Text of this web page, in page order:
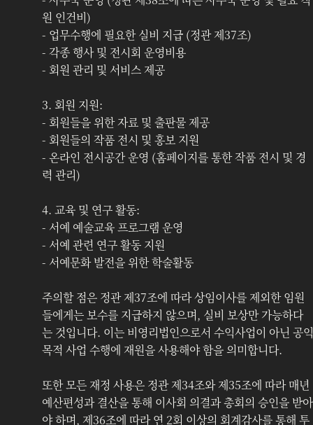
원 인건비)
- 업무수행에 필요한 실비 지급 (정관 제37조)
- 각종 행사 및 전시회 운영비용
- 회원 관리 및 서비스 제공
3. 회원 지원:
- 회원들을 위한 자료 및 출판물 제공
- 회원들의 작품 전시 및 홍보 지원
- 온라인 전시공간 운영 (홈페이지를 통한 작품 전시 및 경
력 관리)
4. 교육 및 연구 활동:
- 서예 예술교육 프로그램 운영
- 서예 관련 연구 활동 지원
- 서예문화 발전을 위한 학술활동
주의할 점은 정관 제37조에 따라 상임이사를 제외한 임원
들에게는 보수를 지급하지 않으며, 실비 보상만 가능하다
는 것입니다. 이는 비영리법인으로서 수익사업이 아닌 공익
목적 사업 수행에 재원을 사용해야 함을 의미합니다.
또한 모든 재정 사용은 정관 제34조와 제35조에 따라 매년
예산편성과 결산을 통해 이사회 의결과 총회의 승인을 받아
야 하며, 제36조에 따라 연 2회 이상의 회계감사를 통해 투